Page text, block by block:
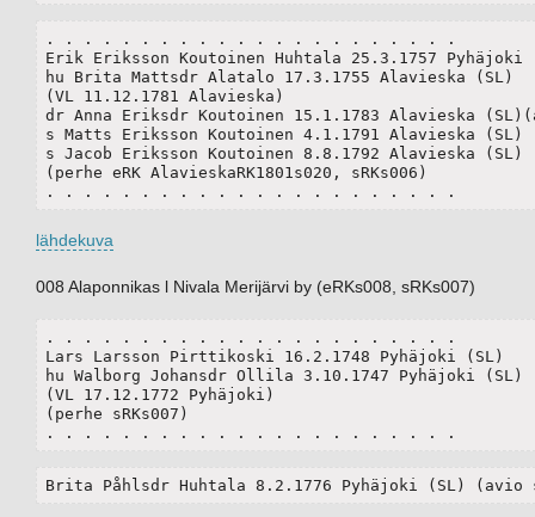
. . . . . . . . . . . . . . . . . . . . . .
Erik Eriksson Koutoinen Huhtala 25.3.1757 Pyhäjoki
hu Brita Mattsdr Alatalo 17.3.1755 Alavieska (SL)
(VL 11.12.1781 Alavieska)
dr Anna Eriksdr Koutoinen 15.1.1783 Alavieska
s Matts Eriksson Koutoinen 4.1.1791 Alavieska (SL)
s Jacob Eriksson Koutoinen 8.8.1792 Alavieska (SL)
(perhe eRK AlavieskaRK1801s020, sRKs006)
. . . . . . . . . . . . . . . . . . . . . .
lähdekuva
008 Alaponnikas l Nivala Merijärvi by (eRKs008, sRKs007)
. . . . . . . . . . . . . . . . . . . . . .
Lars Larsson Pirttikoski 16.2.1748 Pyhäjoki (SL)
hu Walborg Johansdr Ollila 3.10.1747 Pyhäjoki (SL)
(VL 17.12.1772 Pyhäjoki)
(perhe sRKs007)
. . . . . . . . . . . . . . . . . . . . . .
Brita Påhlsdr Huhtala 8.2.1776 Pyhäjoki (SL)